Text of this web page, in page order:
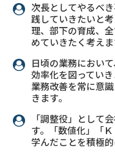
次長としてやるべ
践していきたいと
理、部下の育成、
めていきたく考えま
日頃の業務におい
効率化を図っていき
業務改善を常に意
きます。
「調整役」として
す。「数値化」「
学んだことを積極的